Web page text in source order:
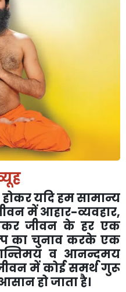
यदि हम सामान्य
में आहार-व्यवहार,
जीवन के हर एक
का चुनाव करके एक
व आनन्दमय
में कोई समर्थ गुरू
हो जाता है।